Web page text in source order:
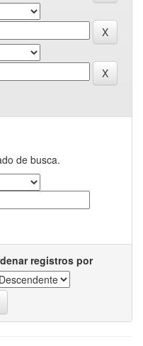
de busca.
registros por